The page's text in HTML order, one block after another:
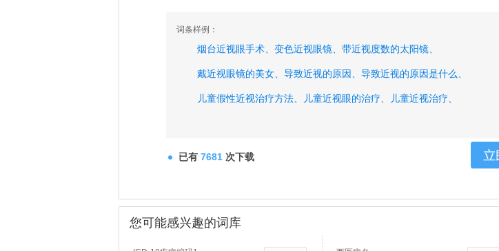
词条样例：
烟台近视眼手术、 变色近视眼镜、 带近视度数的太阳镜、
戴近视眼镜的美女、 导致近视的原因、 导致近视的原因是什么、
儿童假性近视治疗方法、 儿童近视眼的治疗、 儿童近视治疗、
已有 7681 次下载
您可能感兴趣的词库